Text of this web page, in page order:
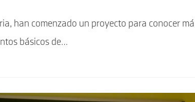
han comenzado un proyecto para conocer
básicos de…